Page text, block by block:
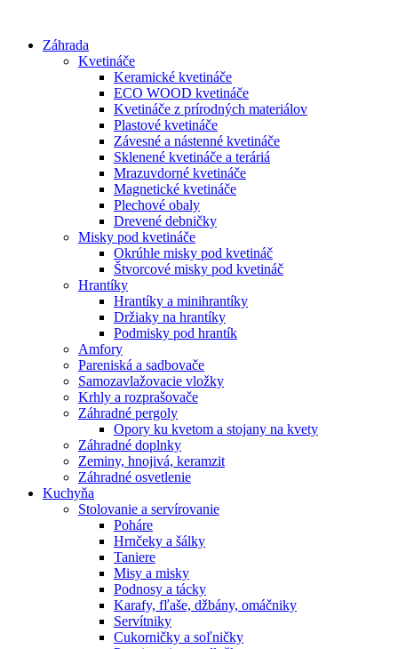
obsah
Záhrada
Kvetináče
Keramické kvetináče
ECO WOOD kvetináče
Kvetináče z prírodných materiálov
Plastové kvetináče
Závesné a nástenné kvetináče
Sklenené kvetináče a teráriá
Mrazuvdorné kvetináče
Magnetické kvetináče
Plechové obaly
Drevené debničky
Misky pod kvetináče
Okrúhle misky pod kvetináč
Štvorcové misky pod kvetináč
Hrantíky
Hrantíky a minihrantíky
Držiaky na hrantíky
Podmisky pod hrantík
Amfory
Pareniská a sadbovače
Samozavlažovacie vložky
Krhly a rozprašovače
Záhradné pergoly
Opory ku kvetom a stojany na kvety
Záhradné doplnky
Zeminy, hnojivá, keramzit
Záhradné osvetlenie
Kuchyňa
Stolovanie a servírovanie
Poháre
Hrnčeky a šálky
Taniere
Misy a misky
Podnosy a tácky
Karafy, fľaše, džbány, omáčniky
Servítniky
Cukorničky a soľničky